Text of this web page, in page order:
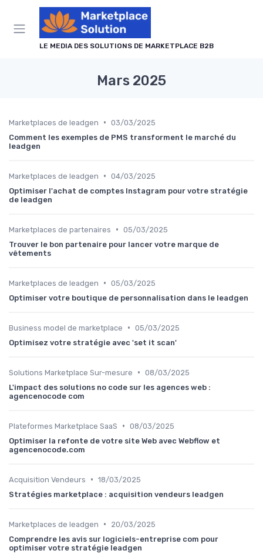
LE MEDIA DES SOLUTIONS DE MARKETPLACE B2B
Mars 2025
Marketplaces de leadgen • 03/03/2025
Comment les exemples de PMS transforment le marché du
leadgen
Marketplaces de leadgen • 04/03/2025
Optimiser l'achat de comptes Instagram pour votre stratégie
de leadgen
Marketplaces de partenaires • 05/03/2025
Trouver le bon partenaire pour lancer votre marque de
vêtements
Marketplaces de leadgen • 05/03/2025
Optimiser votre boutique de personnalisation dans le leadgen
Business model de marketplace • 05/03/2025
Optimisez votre stratégie avec 'set it scan'
Solutions Marketplace Sur-mesure • 08/03/2025
L'impact des solutions no code sur les agences web :
agencenocode com
Plateformes Marketplace SaaS • 08/03/2025
Optimiser la refonte de votre site Web avec Webflow et
agencenocode.com
Acquisition Vendeurs • 18/03/2025
Stratégies marketplace : acquisition vendeurs leadgen
Marketplaces de leadgen •
20/03/2025
Comprendre les avis sur logiciels-entreprise com pour
optimiser votre stratégie leadgen
Panneau de gestion des cookies